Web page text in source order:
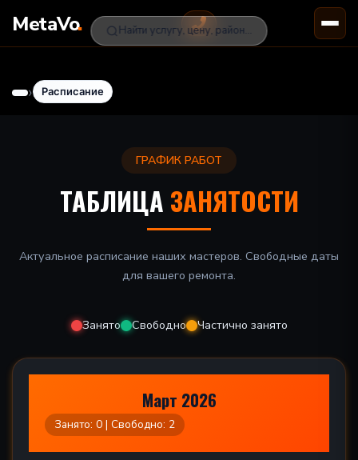
MetaVo.
› Расписание
ГРАФИК РАБОТ
ТАБЛИЦА ЗАНЯТОСТИ
Актуальное расписание наших мастеров. Свободные даты
для вашего ремонта.
Занято Свободно Частично занято
Март 2026
Занято: 0 | Свободно: 2
Найти услугу, цену, район...